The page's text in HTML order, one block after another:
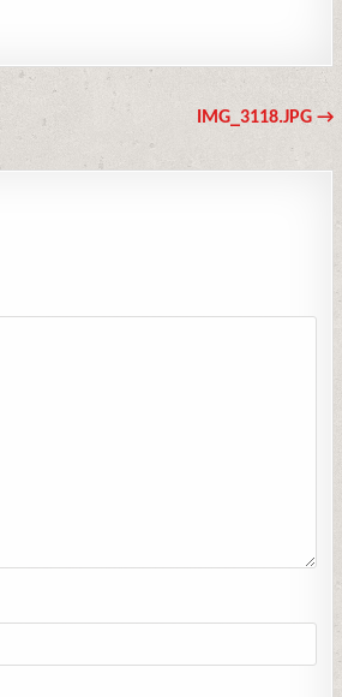
IMG_3118.JPG →